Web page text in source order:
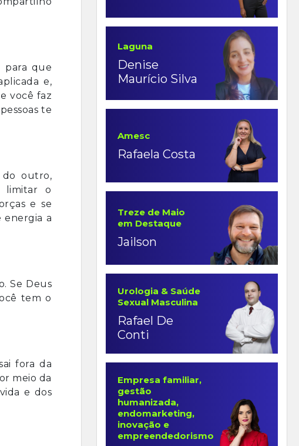
para que
e,
você faz
te
do outro,
limitar o
e se
energia a
Se Deus
tem o
fora da
meio da
e dos
Laguna
Denise
Maurício Silva
Amesc
Rafaela Costa
Treze de Maio
em Destaque
Jailson
Urologia & Saúde
Sexual Masculina
Rafael De
Conti
Empresa familiar,
gestão
humanizada,
endomarketing,
inovação e
empreendedorismo